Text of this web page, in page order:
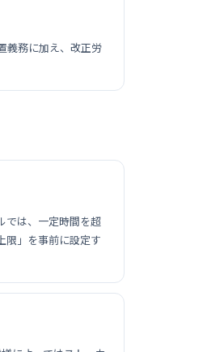
義務に加え、改正労
では、一定時間を超
限」を事前に設定す